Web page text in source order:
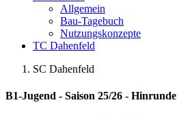
Allgemein
Bau-Tagebuch
Nutzungskonzepte
TC Dahenfeld
SC Dahenfeld
B1-Jugend - Saison 25/26 - Hinrunde